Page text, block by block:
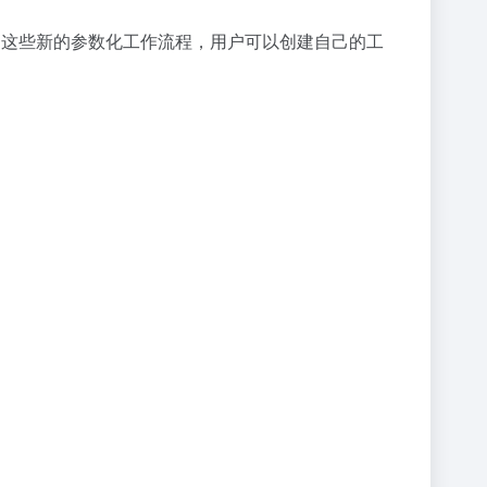
些新的参数化工作流程，用户可以创建自己的工